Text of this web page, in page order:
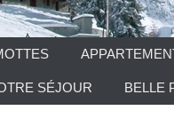
SÉJOUR BELLE